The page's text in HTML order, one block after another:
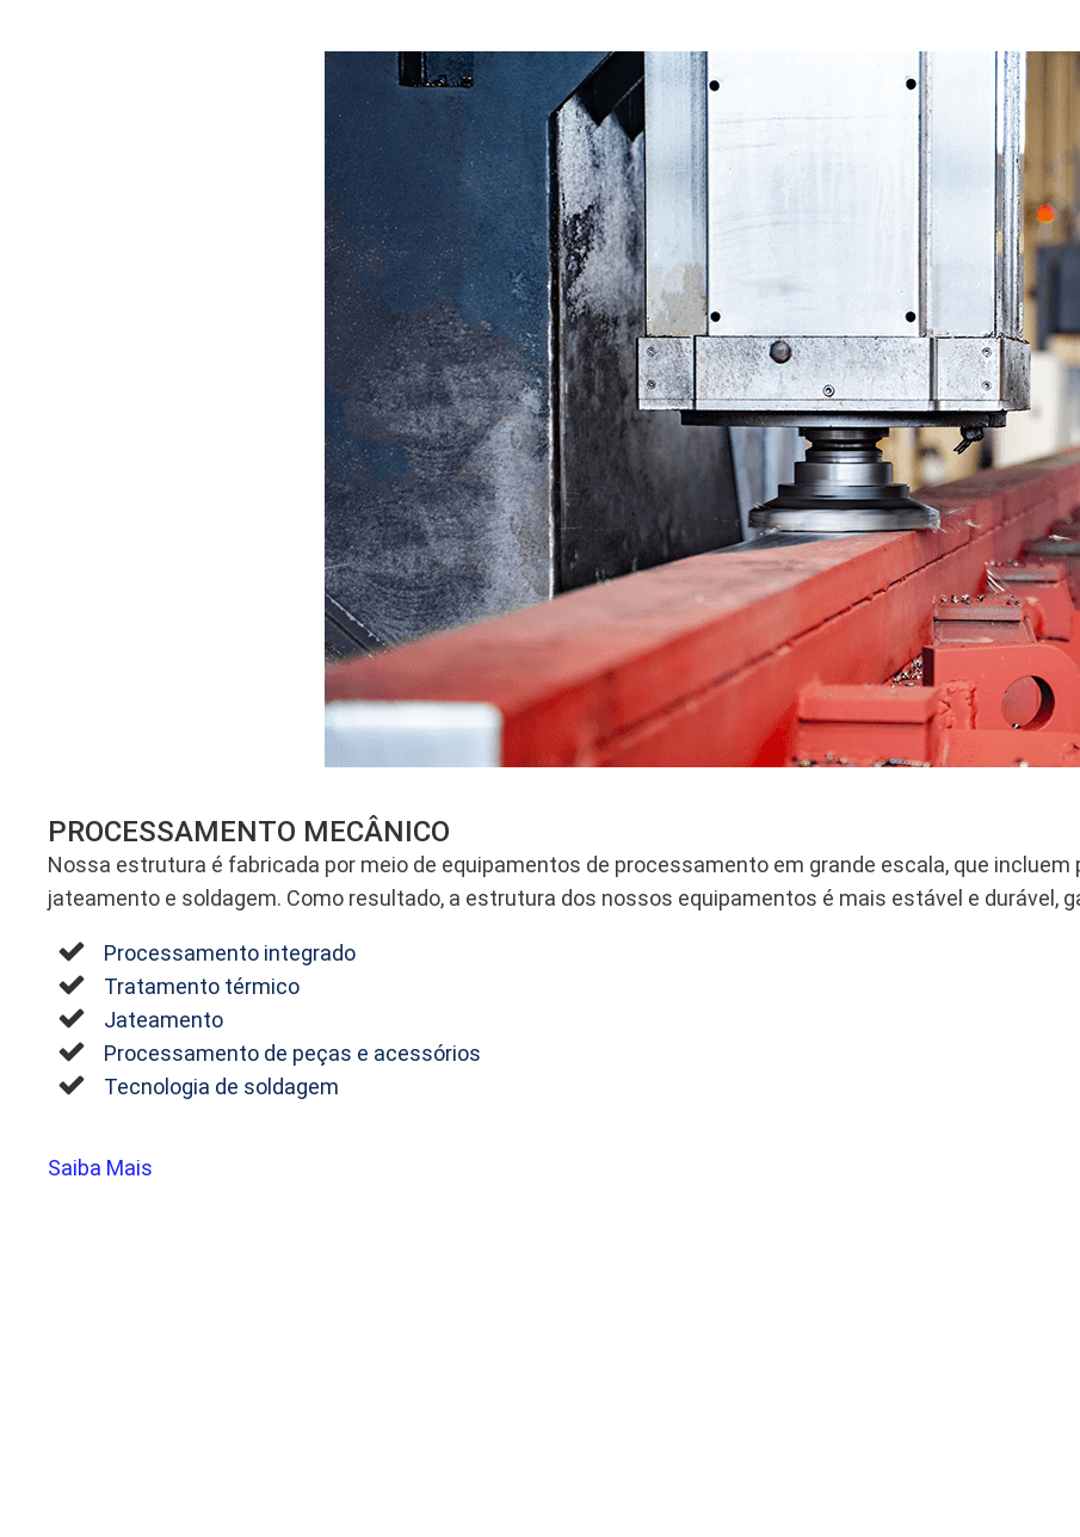
PROCESSAMENTO MECÂNICO
Nossa estrutura é fabricada por meio de equipamentos de processamento em grande escala, que
jateamento e soldagem. Como resultado, a estrutura dos nossos equipamentos é mais estável e durável,
Processamento integrado
Tratamento térmico
Jateamento
Processamento de peças e acessórios
Tecnologia de soldagem
Saiba Mais